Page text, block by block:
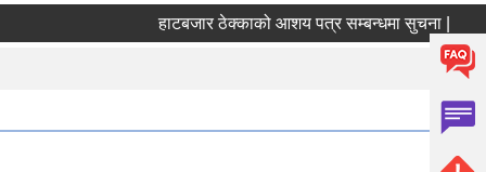
हाटबजार ठेक्काको आशय पत्र सम्बन्धमा सुचना |